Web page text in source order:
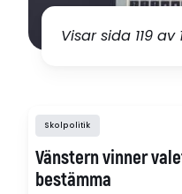
Visar sida 119 av
Skolpolitik
Vänstern vinner
bestämma